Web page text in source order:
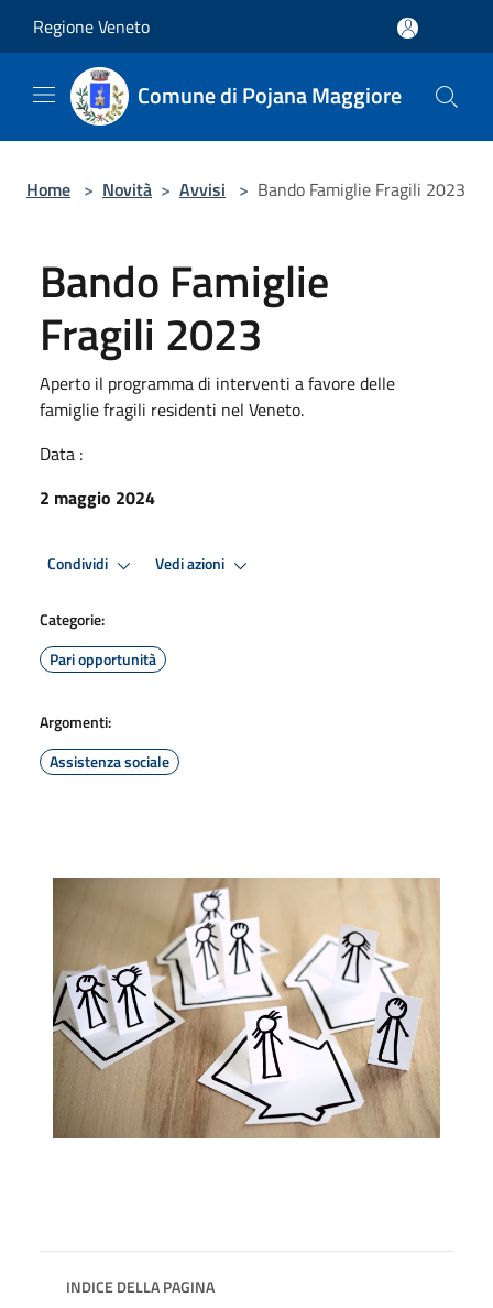
Regione Veneto
Comune di Pojana Maggiore
Home > Novità > Avvisi > Bando Famiglie Fragili 2023
Bando Famiglie
Fragili 2023
Aperto il programma di interventi a favore delle
famiglie fragili residenti nel Veneto.
Data :
2 maggio 2024
Condividi Vedi azioni
Categorie:
Pari opportunità
Argomenti:
Assistenza sociale
INDICE DELLA PAGINA